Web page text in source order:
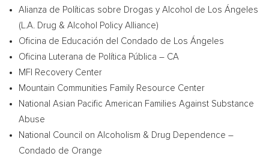
Alianza de Políticas sobre Drogas y Alcohol de Los Ángeles
(L.A. Drug & Alcohol Policy Alliance)
Oficina de Educación del Condado de Los Ángeles
Oficina Luterana de Política Pública – CA
MFI Recovery Center
Mountain Communities Family Resource Center
National Asian Pacific American Families Against Substance
Abuse
National Council on Alcoholism & Drug Dependence –
Condado de Orange